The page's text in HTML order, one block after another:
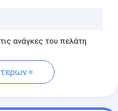
ανάγκες του πελάτη